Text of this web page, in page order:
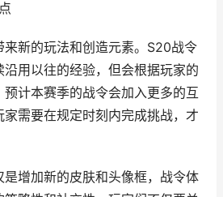
新的玩法和创造元素。S20战令
用以往的经验，但会根据玩家的
计本赛季的战令会加入更多的互
需要在规定时刻内完成挑战，才
增加新的皮肤和头像框，战令体